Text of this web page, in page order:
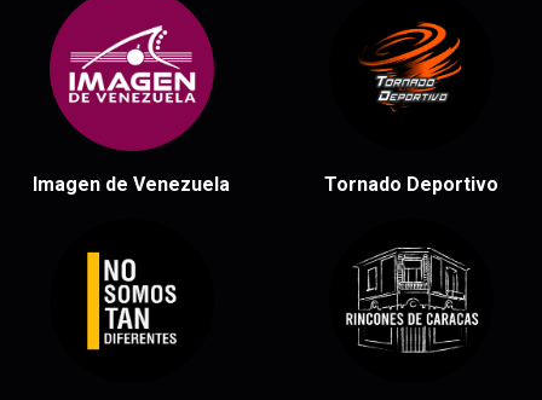
Imagen de Venezuela Tornado Deportivo